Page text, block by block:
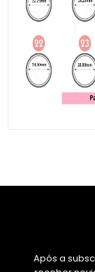
Após a